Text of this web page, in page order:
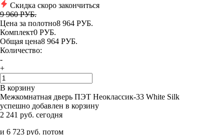
Скидка скоро закончиться
9 960 РУБ.
Цена за полотно8 964 РУБ.
Комплект0 РУБ.
Общая цена8 964 РУБ.
Количество:
-
+
В корзину
Межкомнатная дверь ПЭТ Неоклассик-33 White Silk
успешно добавлен в корзину
2 241 руб. сегодня
и 6 723 руб. потом